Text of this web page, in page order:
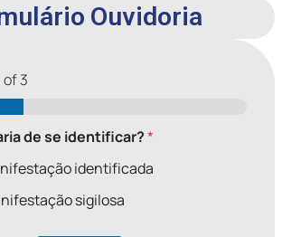
Ouvidoria
of 3
de se identificar?*
identificada
sigilosa